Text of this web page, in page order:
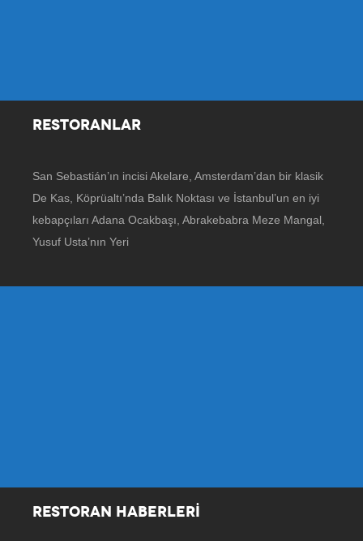
RESTORANLAR
San Sebastián’ın incisi Akelare, Amsterdam’dan bir klasik
De Kas, Köprüaltı’nda Balık Noktası ve İstanbul’un en iyi
kebapçıları Adana Ocakbaşı, Abrakebabra Meze Mangal,
Yusuf Usta’nın Yeri
RESTORAN HABERLERİ